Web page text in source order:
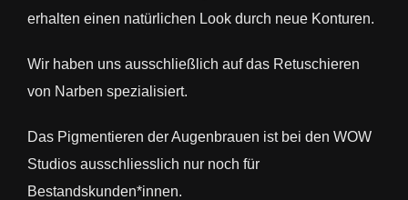
erhalten einen natürlichen Look durch neue Konturen.
Wir haben uns ausschließlich auf das Retuschieren
von Narben spezialisiert.
Das Pigmentieren der Augenbrauen ist bei den WOW
Studios ausschliesslich nur noch für
Bestandskunden*innen.